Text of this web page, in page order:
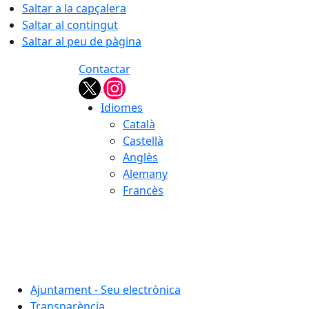
Saltar a la capçalera
Saltar al contingut
Saltar al peu de pàgina
Contactar
Idiomes
Català
Castellà
Anglès
Alemany
Francès
Ajuntament - Seu electrònica